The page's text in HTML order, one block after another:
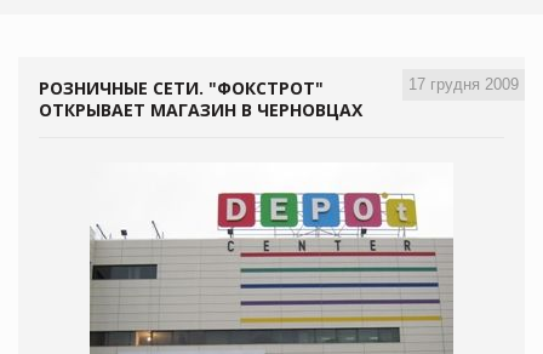
17 грудня 2009
РОЗНИЧНЫЕ СЕТИ. "ФОКСТРОТ"
ОТКРЫВАЕТ МАГАЗИН В ЧЕРНОВЦАХ